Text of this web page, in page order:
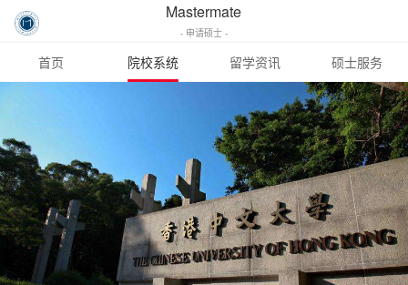
Mastermate
- 申请硕士 -
首页 院校系统 留学资讯 硕士服务